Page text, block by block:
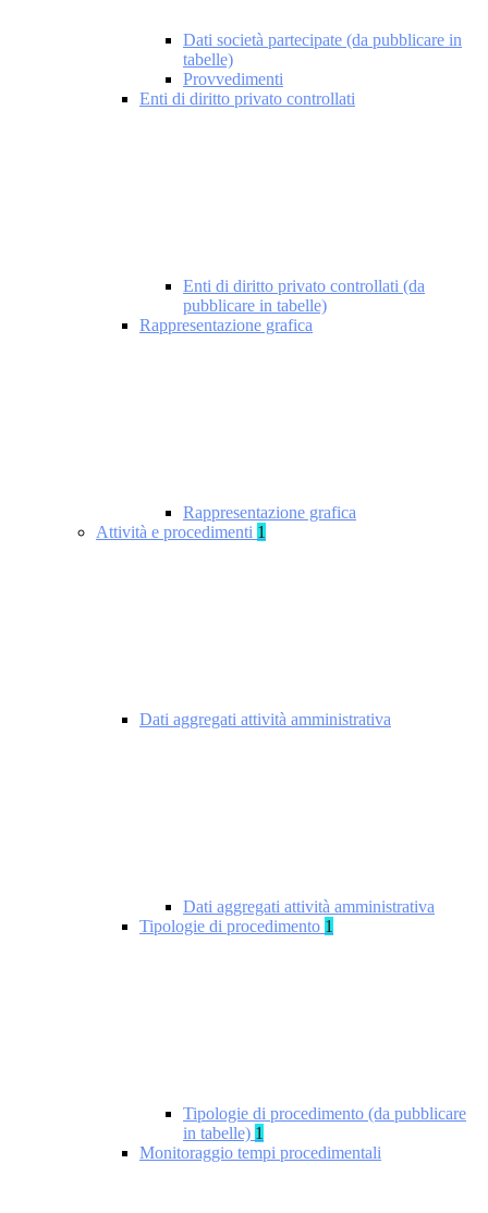
Dati società partecipate (da pubblicare in
tabelle)
Provvedimenti
Enti di diritto privato controllati
Enti di diritto privato controllati (da
pubblicare in tabelle)
Rappresentazione grafica
Rappresentazione grafica
Attività e procedimenti 1
Dati aggregati attività amministrativa
Dati aggregati attività amministrativa
Tipologie di procedimento 1
Tipologie di procedimento (da pubblicare
in tabelle) 1
Monitoraggio tempi procedimentali